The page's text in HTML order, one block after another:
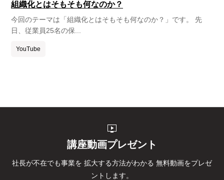
組織化とはそもそも何なのか？
今回のテーマは「組織化とはそもそも何なのか？」です。 先
日、従業員25名の保...
YouTube
live_tv
講座動画プレゼント
社長が不在でも事業を 拡大する方法がわかる 無料動画をプレゼ
ントします。